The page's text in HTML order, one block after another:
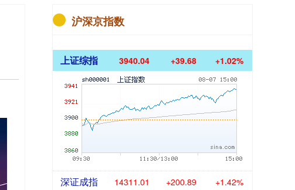
沪深京指数
上证综指 3940.04 +39.68 +1.02%
深证成指 14311.01 +200.89 +1.42%